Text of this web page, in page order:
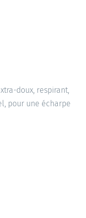
doux, respirant,
pour une écharpe